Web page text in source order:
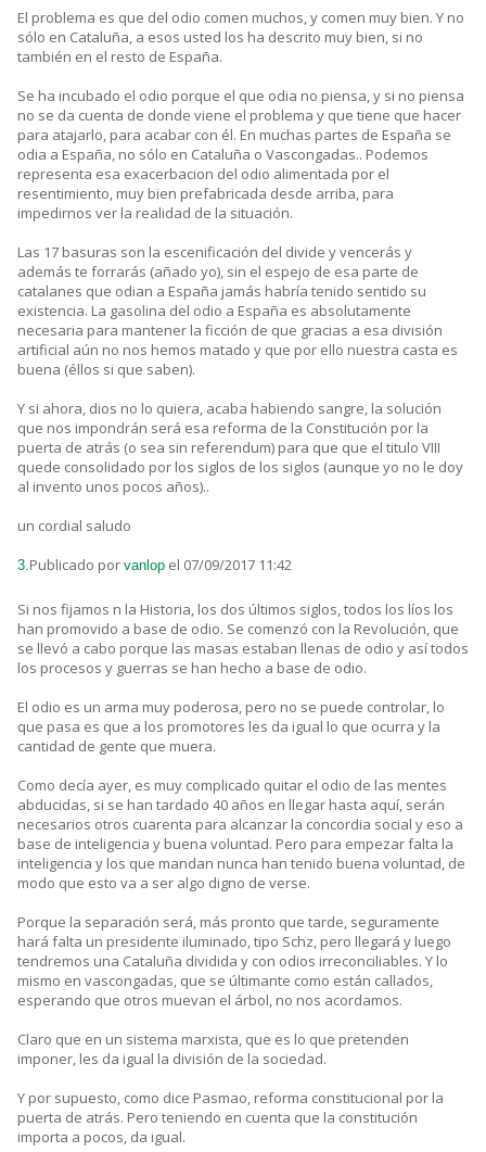
El problema es que del odio comen muchos, y comen muy bien. Y no
sólo en Cataluña, a esos usted los ha descrito muy bien, si no
también en el resto de España.
Se ha incubado el odio porque el que odia no piensa, y si no piensa
no se da cuenta de donde viene el problema y que tiene que hacer
para atajarlo, para acabar con él. En muchas partes de España se
odia a España, no sólo en Cataluña o Vascongadas.. Podemos
representa esa exacerbacion del odio alimentada por el
resentimiento, muy bien prefabricada desde arriba, para
impedirnos ver la realidad de la situación.
Las 17 basuras son la escenificación del divide y vencerás y
además te forrarás (añado yo), sin el espejo de esa parte de
catalanes que odian a España jamás habría tenido sentido su
existencia. La gasolina del odio a España es absolutamente
necesaria para mantener la ficción de que gracias a esa división
artificial aún no nos hemos matado y que por ello nuestra casta es
buena (éllos si que saben).
Y si ahora, dios no lo quiera, acaba habiendo sangre, la solución
que nos impondrán será esa reforma de la Constitución por la
puerta de atrás (o sea sin referendum) para que que el titulo VIII
quede consolidado por los siglos de los siglos (aunque yo no le doy
al invento unos pocos años)..
un cordial saludo
3. Publicado por vanlop el 07/09/2017 11:42
Si nos fijamos n la Historia, los dos últimos siglos, todos los líos los
han promovido a base de odio. Se comenzó con la Revolución, que
se llevó a cabo porque las masas estaban llenas de odio y así todos
los procesos y guerras se han hecho a base de odio.
El odio es un arma muy poderosa, pero no se puede controlar, lo
que pasa es que a los promotores les da igual lo que ocurra y la
cantidad de gente que muera.
Como decía ayer, es muy complicado quitar el odio de las mentes
abducidas, si se han tardado 40 años en llegar hasta aquí, serán
necesarios otros cuarenta para alcanzar la concordia social y eso a
base de inteligencia y buena voluntad. Pero para empezar falta la
inteligencia y los que mandan nunca han tenido buena voluntad, de
modo que esto va a ser algo digno de verse.
Porque la separación será, más pronto que tarde, seguramente
hará falta un presidente iluminado, tipo Schz, pero llegará y luego
tendremos una Cataluña dividida y con odios irreconciliables. Y lo
mismo en vascongadas, que se últimante como están callados,
esperando que otros muevan el árbol, no nos acordamos.
Claro que en un sistema marxista, que es lo que pretenden
imponer, les da igual la división de la sociedad.
Y por supuesto, como dice Pasmao, reforma constitucional por la
puerta de atrás. Pero teniendo en cuenta que la constitución
importa a pocos, da igual.